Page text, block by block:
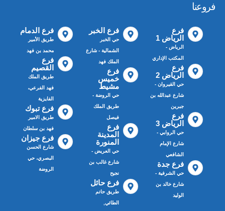
فروعنا
فرع
الرياض 1
الرياض -
المكتب الإداري
فرع
الرياض 2
حي القيروان -
شارع عبدالله بن
جبرين
فرع
الرياض 3
حي الروابي -
شارع الإمام
الشافعي
فرع جدة
حي الشرفية -
شارع خالد بن
الوليد
فرع الخبر
حي الخبر
الشمالية - شارع
الملك فهد
فرع
خميس
مشيط
حي الروضة -
طريق الملك
فيصل
فرع
المدينة
المنورة
حي العريض -
شارع غالب بن
نجيح
فرع حائل
طريق حاتم
الطائي,
فرع الدمام
طريق الأمير
محمد بن فهد
فرع
القصيم
طريق الملك
فهد الفرعي،
الفايزية
فرع تبوك
طريق الامير
فهد بن سلطان
فرع جيزان
شارع الحسن
البصري، حي
الروضة